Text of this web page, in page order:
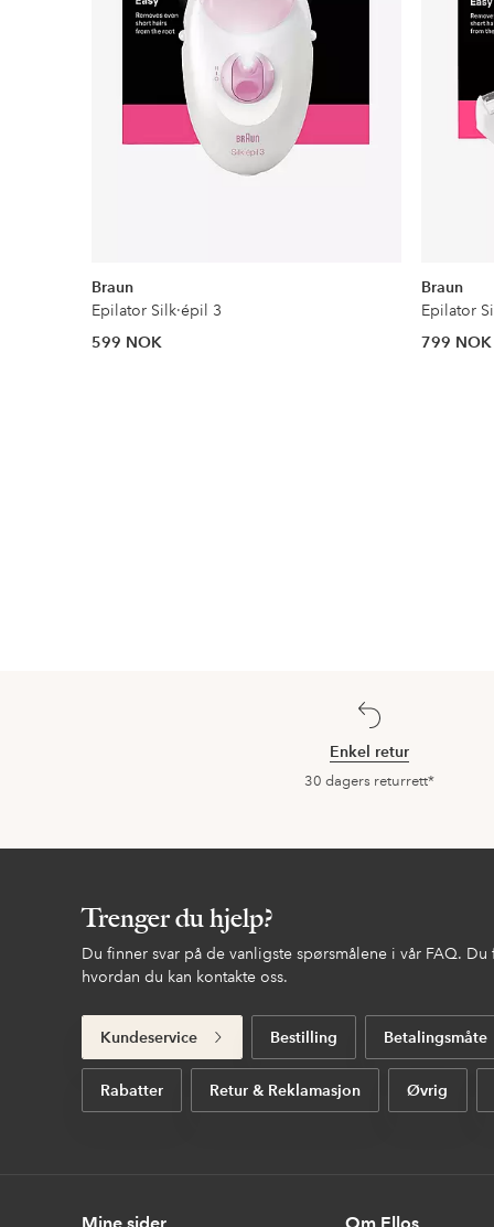
Braun
Epilator Silk·épil 3
599 NOK
Braun
Epilator
799 NOK
Enkel retur
30 dagers returrett*
Trenger du hjelp?
Du finner svar på de vanligste spørsmålene i vår FAQ.
hvordan du kan kontakte oss.
Kundeservice Bestilling Betalingsmåte
Rabatter Retur & Reklamasjon Øvrig